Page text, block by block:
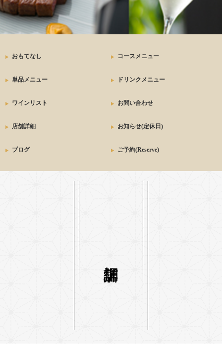
おもてなし コースメニュー
単品メニュー ドリンクメニュー
ワインリスト お問い合わせ
店舗詳細 お知らせ(定休日)
ブログ ご予約(Reserve)